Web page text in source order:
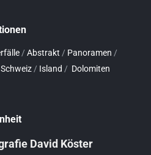
/ Abstrakt / Panoramen /
Schweiz / Island / Dolomiten
David Köster